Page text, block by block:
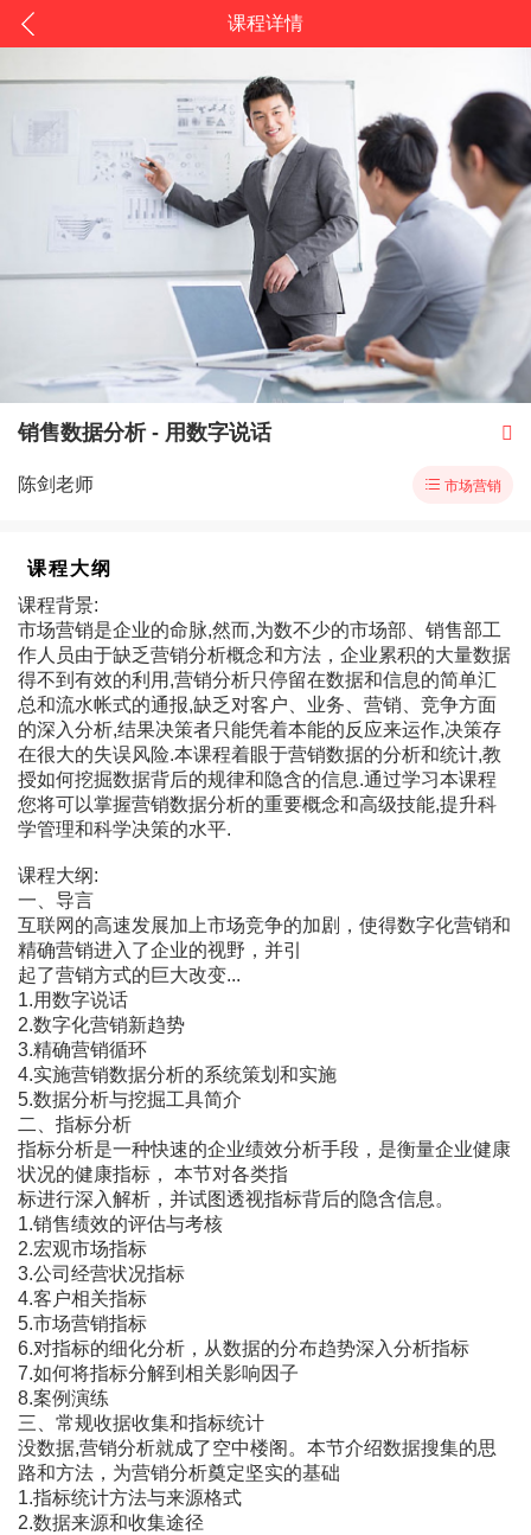
课程详情
销售数据分析 - 用数字说话 
陈剑老师  市场营销
课程大纲
课程背景:
市场营销是企业的命脉,然而,为数不少的市场部、销售部工
作人员由于缺乏营销分析概念和方法，企业累积的大量数据
得不到有效的利用,营销分析只停留在数据和信息的简单汇
总和流水帐式的通报,缺乏对客户、业务、营销、竞争方面
的深入分析,结果决策者只能凭着本能的反应来运作,决策存
在很大的失误风险.本课程着眼于营销数据的分析和统计,教
授如何挖掘数据背后的规律和隐含的信息.通过学习本课程
您将可以掌握营销数据分析的重要概念和高级技能,提升科
学管理和科学决策的水平.
课程大纲:
一、导言
互联网的高速发展加上市场竞争的加剧，使得数字化营销和
精确营销进入了企业的视野，并引
起了营销方式的巨大改变...
1.用数字说话
2.数字化营销新趋势
3.精确营销循环
4.实施营销数据分析的系统策划和实施
5.数据分析与挖掘工具简介
二、指标分析
指标分析是一种快速的企业绩效分析手段，是衡量企业健康
状况的健康指标， 本节对各类指
标进行深入解析，并试图透视指标背后的隐含信息。
1.销售绩效的评估与考核
2.宏观市场指标
3.公司经营状况指标
4.客户相关指标
5.市场营销指标
6.对指标的细化分析，从数据的分布趋势深入分析指标
7.如何将指标分解到相关影响因子
8.案例演练
三、常规收据收集和指标统计
没数据,营销分析就成了空中楼阁。本节介绍数据搜集的思
路和方法，为营销分析奠定坚实的基础
1.指标统计方法与来源格式
2.数据来源和收集途径